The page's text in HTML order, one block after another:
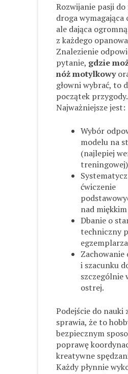
Rozwijanie pasji
droga wymagająca
ale dająca
z każdego
Znalezienie
pytanie, gdzie
nóż motylkowy
głowni wybrać, to
początek przygody.
Najważniejsze jest:
Wybór
modelu na
(najlepiej
ćwiczenie
nad
Dbanie o
techniczny
i szacunku
szczególnie
ostrej.
Podejście do nauki
sprawia, że to
bezpiecznym
poprawę
kreatywne
Każdy płynnie